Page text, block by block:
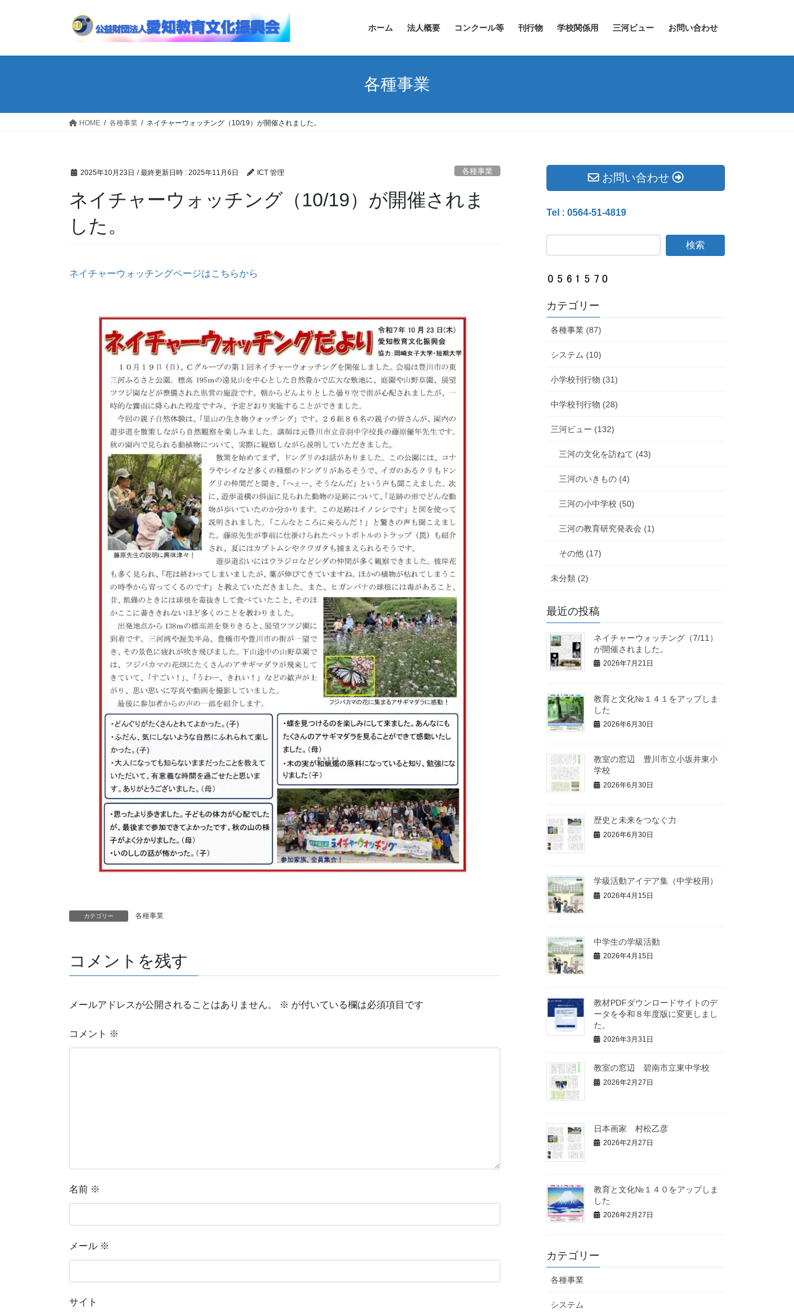
ホーム 法人概要 コンクール等 刊行物 学校関係用 三河ビュー お問い合わせ
各種事業
HOME 各種事業 ネイチャーウォッチング（10/19）が開催されました。
2025年10月23日 / 最終更新日時 : 2025年11月6日 ICT 管理 各種事業
ネイチャーウォッチング（10/19）が開催されま
した。
ネイチャーウォッチングページはこちらから
カテゴリー 各種事業
コメントを残す
メールアドレスが公開されることはありません。 ※ が付いている欄は必須項目です
コメント ※
名前 ※
メール ※
サイト
お問い合わせ
Tel : 0564-51-4819
カテゴリー
各種事業 (87)
システム (10)
小学校刊行物 (31)
中学校刊行物 (28)
三河ビュー (132)
三河の文化を訪ねて (43)
三河のいきもの (4)
三河の小中学校 (50)
三河の教育研究発表会 (1)
その他 (17)
未分類 (2)
最近の投稿
ネイチャーウォッチング（7/11）
が開催されました。
2026年7月21日
教育と文化№１４１をアップしま
した
2026年6月30日
教室の窓辺 豊川市立小坂井東小
学校
2026年6月30日
歴史と未来をつなぐ力
2026年6月30日
学級活動アイデア集（中学校用）
2026年4月15日
中学生の学級活動
2026年4月15日
教材PDFダウンロードサイトのデ
ータを令和８年度版に変更しまし
た。
2026年3月31日
教室の窓辺 碧南市立東中学校
2026年2月27日
日本画家 村松乙彦
2026年2月27日
教育と文化№１４０をアップしま
した
2026年2月27日
カテゴリー
各種事業
システム